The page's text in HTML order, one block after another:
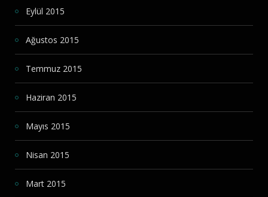
Eylül 2015
Ağustos 2015
Temmuz 2015
Haziran 2015
Mayıs 2015
Nisan 2015
Mart 2015